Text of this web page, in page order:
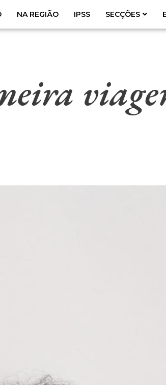
NA REGIÃO IPSS SECÇÕES